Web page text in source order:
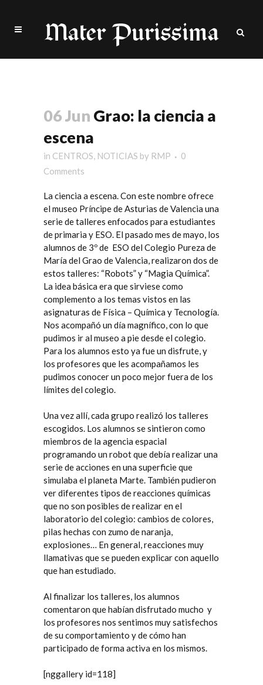
06 Jun Grao: la ciencia a
escena
in CENTROS, NOTICIAS by RMP
0
Comments
La ciencia a escena. Con este nombre ofrece
el museo Príncipe de Asturias de Valencia una
serie de talleres enfocados para estudiantes
de primaria y ESO. El pasado mes de mayo, los
alumnos de 3º de ESO del Colegio Pureza de
María del Grao de Valencia, realizaron dos de
estos talleres: “Robots” y “Magia Química”.
La idea básica era que sirviese como
complemento a los temas vistos en las
asignaturas de Física – Química y Tecnología.
Nos acompañó un día magnífico, con lo que
pudimos ir al museo a pie desde el colegio.
Para los alumnos esto ya fue un disfrute, y
los profesores que les acompañamos les
pudimos conocer un poco mejor fuera de los
límites del colegio.
Una vez allí, cada grupo realizó los talleres
escogidos. Los alumnos se sintieron como
miembros de la agencia espacial
programando un robot que debía realizar una
serie de acciones en una superficie que
simulaba el planeta Marte. También pudieron
ver diferentes tipos de reacciones químicas
que no son posibles de realizar en el
laboratorio del colegio: cambios de colores,
pilas hechas con zumo de naranja,
explosiones… En general, reacciones muy
llamativas que se pueden explicar con aquello
que han estudiado.
Al finalizar los talleres, los alumnos
comentaron que habían disfrutado mucho y
los profesores nos sentimos muy satisfechos
de su comportamiento y de cómo han
participado de forma activa en los mismos.
[nggallery id=118]